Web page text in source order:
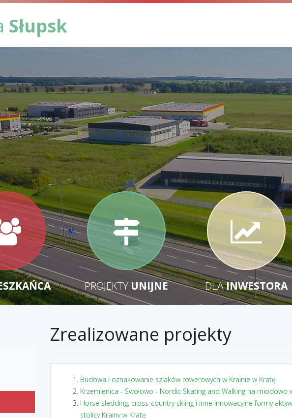
Słupsk
PROJEKTY UNIJNE DLAINWESTORA
Zrealizowane projekty
Budowa i oznakowanie szlaków rowerowych w Krainie w Kratę
Krzemienica - Swołowo - Nordic Skating and Walking na miodowo
Horse sledding, cross-country skiing i inne innowacyjne formy
stolicy Krainy w Kratę